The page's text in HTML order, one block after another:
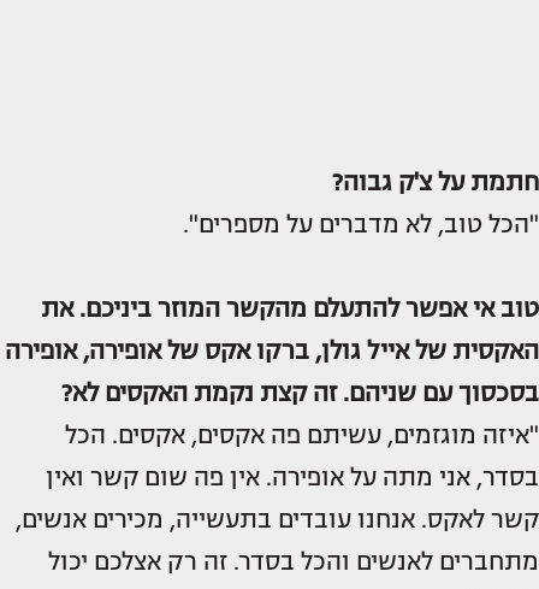
חתמת על צ'ק גבוה?
"הכל טוב, לא מדברים על מספרים".
טוב אי אפשר להתעלם מהקשר המוזר ביניכם. את
האקסית של אייל גולן, ברקו אקס של אופירה, אופירה
בסכסוך עם שניהם. זה קצת נקמת האקסים לא?
"איזה מוגזמים, עשיתם פה אקסים, אקסים. הכל
בסדר, אני מתה על אופירה. אין פה שום קשר ואין
קשר לאקס. אנחנו עובדים בתעשייה, מכירים אנשים,
מתחברים לאנשים והכל בסדר. זה רק אצלכם יכול